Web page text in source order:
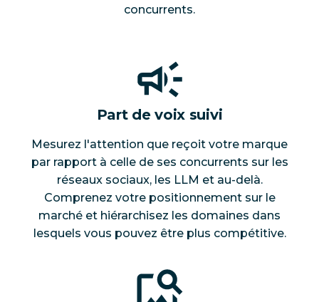
concurrents.
Part de voix suivi
Mesurez l'attention que reçoit votre marque
par rapport à celle de ses concurrents sur les
réseaux sociaux, les LLM et au-delà.
Comprenez votre positionnement sur le
marché et hiérarchisez les domaines dans
lesquels vous pouvez être plus compétitive.